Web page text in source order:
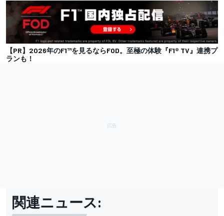
【PR】2026年のF1™︎を見るならFOD。至極の体験『F1® TV』連携プ
ランも！
関連ニュース: